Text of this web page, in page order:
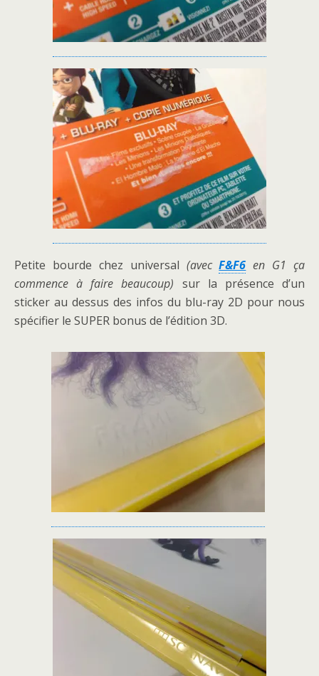
Petite bourde chez universal (avecF&F6 en G1 ça
commence à faire beaucoup) sur la présence d’un
sticker au dessus des infos du blu-ray 2D pour nous
spécifier le SUPER bonus de l’édition 3D.